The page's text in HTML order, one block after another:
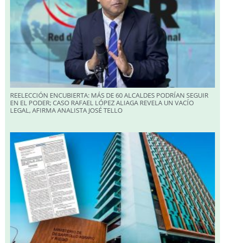
REELECCIÓN ENCUBIERTA: MÁS DE 60 ALCALDES PODRÍAN SEGUIR
EN EL PODER; CASO RAFAEL LÓPEZ ALIAGA REVELA UN VACÍO
LEGAL, AFIRMA ANALISTA JOSÉ TELLO